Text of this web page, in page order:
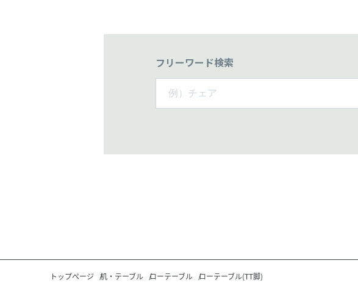
フリーワード検索
トップページ 机・テーブル ローテーブル ローテーブル(TT脚)